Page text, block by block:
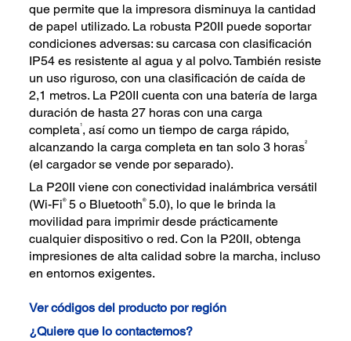
que permite que la impresora disminuya la cantidad
de papel utilizado. La robusta P20II puede soportar
condiciones adversas: su carcasa con clasificación
IP54 es resistente al agua y al polvo. También resiste
un uso riguroso, con una clasificación de caída de
2,1 metros. La P20II cuenta con una batería de larga
duración de hasta 27 horas con una carga
completa1, así como un tiempo de carga rápido,
alcanzando la carga completa en tan solo 3 horas2
(el cargador se vende por separado).
La P20II viene con conectividad inalámbrica versátil
(Wi-Fi®5 o Bluetooth®5.0), lo que le brinda la
movilidad para imprimir desde prácticamente
cualquier dispositivo o red. Con la P20II, obtenga
impresiones de alta calidad sobre la marcha, incluso
en entornos exigentes.
Ver códigos del producto por región
¿Quiere que lo contactemos?